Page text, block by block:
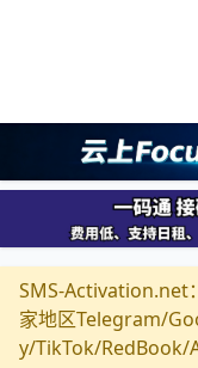
SMS-Activation.net
家地区Telegram/
y/TikTok/RedBook/